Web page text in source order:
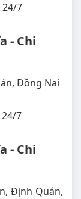
7
- Chi
Đồng Nai
7
- Chi
Định Quán,